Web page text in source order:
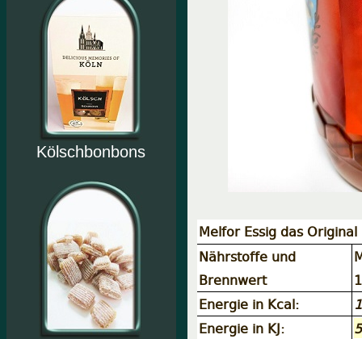
Kölschbonbons
Melfor Essig das Original
Nährstoffe und
Brennwert
Energie in Kcal:
Energie in KJ: